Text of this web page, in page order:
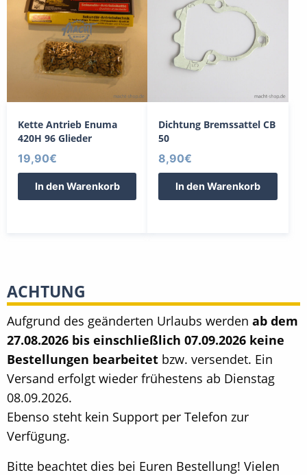
Kette Antrieb Enuma
420H 96 Glieder
19,90€
In den Warenkorb
Dichtung Bremssattel CB
50
8,90€
In den Warenkorb
ACHTUNG
Aufgrund des geänderten Urlaubs werden ab dem
27.08.2026 bis einschließlich 07.09.2026 keine
Bestellungen bearbeitet bzw. versendet. Ein
Versand erfolgt wieder frühestens ab Dienstag
08.09.2026.
Ebenso steht kein Support per Telefon zur
Verfügung.
Bitte beachtet dies bei Euren Bestellung! Vielen